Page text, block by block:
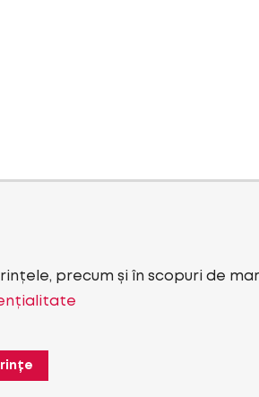
precum și în scopuri de